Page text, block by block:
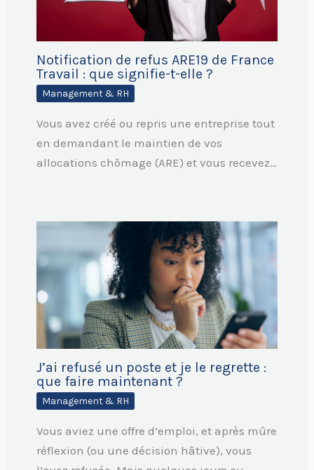
Notification de refus ARE19 de France
Travail : que signifie-t-elle ?
Management & RH
Vous avez créé ou repris une entreprise tout
en demandant le maintien de vos
allocations chômage (ARE) et vous recevez…
J’ai refusé un poste et je le regrette :
que faire maintenant ?
Management & RH
Vous aviez une offre d’emploi, et après mûre
réflexion (ou une décision hâtive), vous